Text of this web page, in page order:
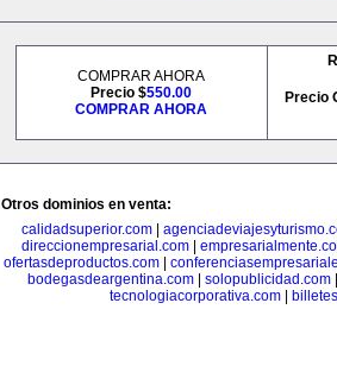
COMPRAR AHORA
Precio $550.00
COMPRAR AHORA
Precio
Otros dominios en venta:
calidadsuperior.com|
direccionempresarial.com
ofertasdeproductos.com|
bodegasdeargentina.com| solopublicidad.com
tecnologiacorporativa.com